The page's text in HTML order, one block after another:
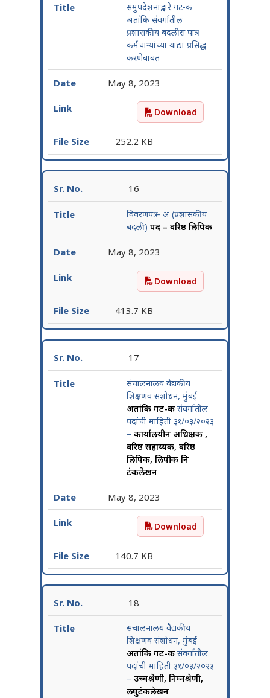
समुपदेशनाद्वारे गट-क
अतांत्रिक संवर्गातील
प्रशासकीय बदलीस पात्र
कर्मचाऱ्यांच्या याद्या प्रसिद्ध
करणेबाबत
May 8, 2023
समुपदेशनाद्वारे गट-क अतांत्रिक
Download
252.2 KB
16
विवरणपत्र – अ (प्रशासकीय
बदली) पद – वरिष्ठ लिपिक
May 8, 2023
विवरणपत्र – अ (प्रशासकीय
Download
413.7 KB
17
संचालनालय वैद्यकीय
शिक्षणव संशोधन, मुंबई
अतांत्रिक गट-कसंवर्गातील
पदांची माहिती ३१/०३/२०२३
– कार्यालयीन अधिक्षक ,
वरिष्ठ सहाय्यक, वरिष्ठ
लिपिक, लिपीक नि
टंकलेखन
May 8, 2023
संचालनालय वैद्यकीय शिक्षणव
Download
140.7 KB
18
संचालनालय वैद्यकीय
शिक्षणव संशोधन, मुंबई
अतांत्रिक गट-कसंवर्गातील
पदांची माहिती ३१/०३/२०२३
– उच्चश्रेणी, निम्नश्रेणी,
लघुटंकलेखन